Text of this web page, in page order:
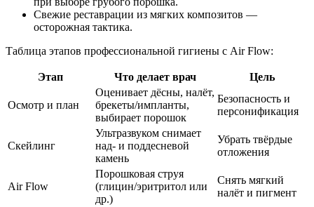
Свежие реставрации из мягких композитов —
осторожная тактика.
Таблица этапов профессиональной гигиены с Air Flow:
Этап Что делает врач Цель
Осмотр и план
Оценивает дёсны, налёт,
брекеты/импланты,
выбирает порошок
Безопасность и
персонификация
Скейлинг
Ультразвуком снимает
над- и поддесневой
камень
Убрать твёрдые
отложения
Air Flow
Порошковая струя
(глицин/эритритол или
др.)
Снять мягкий
налёт и пигмент